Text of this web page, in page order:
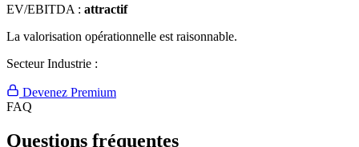
EV/EBITDA : attractif
La valorisation opérationnelle est raisonnable.
Secteur Industrie :
Devenez Premium
FAQ
Questions fréquentes